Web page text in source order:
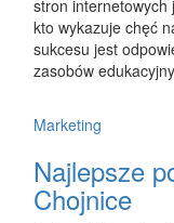
stron internetowych
kto wykazuje chęć
sukcesu jest
zasobów
Marketing
Najlepsze
Chojnice